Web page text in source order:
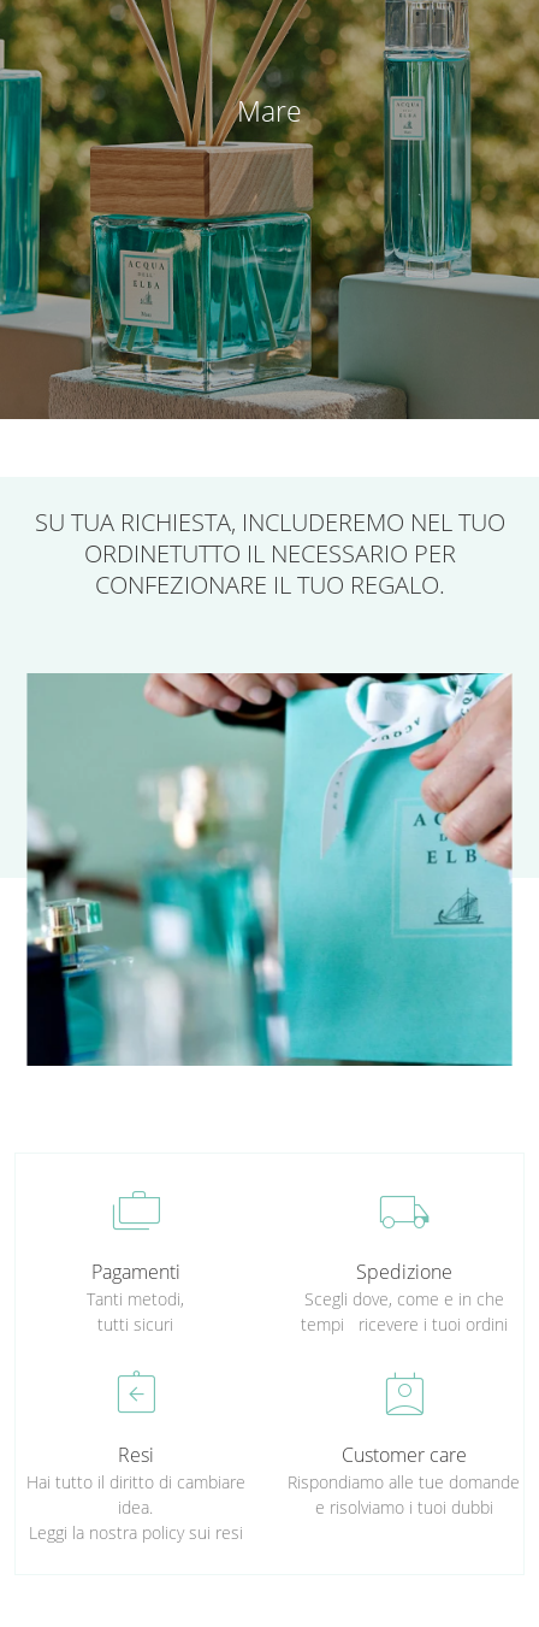
Mare
SU TUA RICHIESTA, INCLUDEREMO NEL TUO
ORDINETUTTO IL NECESSARIO PER
CONFEZIONARE IL TUO REGALO.
cases
Pagamenti
Tanti metodi,
tutti sicuri
local_shipping
Spedizione
Scegli dove, come e in che
tempi ricevere i tuoi ordini
assignment_return
Resi
Hai tutto il diritto di cambiare
idea.
Leggi la nostra policy sui resi
perm_contact_calendar
Customer care
Rispondiamo alle tue domande
e risolviamo i tuoi dubbi